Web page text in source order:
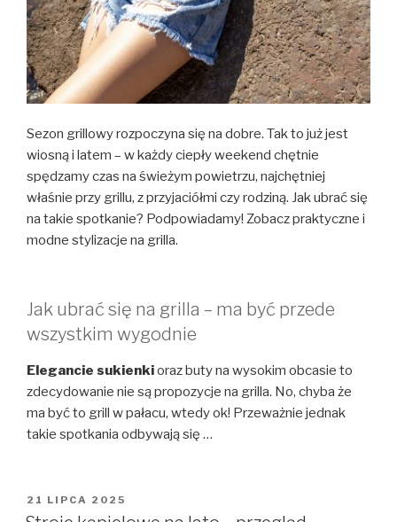
Sezon grillowy rozpoczyna się na dobre. Tak to już jest
wiosną i latem – w każdy ciepły weekend chętnie
spędzamy czas na świeżym powietrzu, najchętniej
właśnie przy grillu, z przyjaciółmi czy rodziną. Jak ubrać się
na takie spotkanie? Podpowiadamy! Zobacz praktyczne i
modne stylizacje na grilla.
Jak ubrać się na grilla – ma być przede
wszystkim wygodnie
Elegancie sukienkioraz buty na wysokim obcasie to
zdecydowanie nie są propozycje na grilla. No, chyba że
ma być to grill w pałacu, wtedy ok! Przeważnie jednak
takie spotkania odbywają się …
OPUBLIKOWANE
W
21 LIPCA 2025